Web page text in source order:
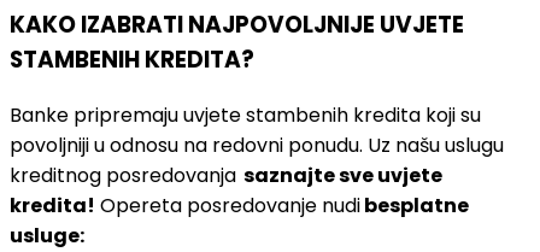
KAKO IZABRATI NAJPOVOLJNIJE UVJETE
STAMBENIH KREDITA?
Banke pripremaju uvjete stambenih kredita koji su
povoljniji u odnosu na redovni ponudu. Uz našu uslugu
kreditnog posredovanja saznajte sve uvjete
kredita! Opereta posredovanje nudibesplatne
usluge: